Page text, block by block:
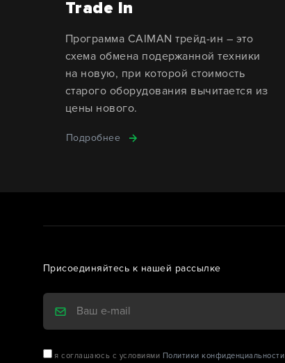
Trade In
Программа CAIMAN трейд-ин – это
схема обмена подержанной техники
на новую, при которой стоимость
старого оборудования вычитается из
цены нового.
Подробнее
Присоединяйтесь к нашей рассылке
я соглашаюсь с условиями Политики конфиденциальности